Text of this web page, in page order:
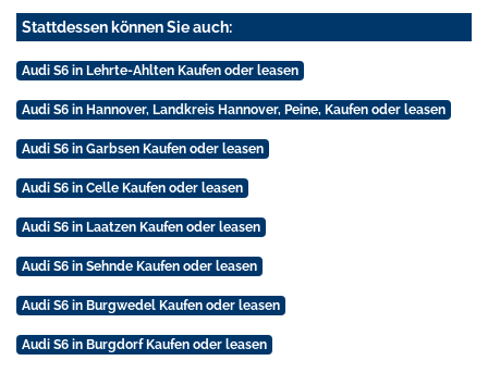
Stattdessen können Sie auch:
Audi S6 in Lehrte-Ahlten Kaufen oder leasen
Audi S6 in Hannover, Landkreis Hannover, Peine, Kaufen oder leasen
Audi S6 in Garbsen Kaufen oder leasen
Audi S6 in Celle Kaufen oder leasen
Audi S6 in Laatzen Kaufen oder leasen
Audi S6 in Sehnde Kaufen oder leasen
Audi S6 in Burgwedel Kaufen oder leasen
Audi S6 in Burgdorf Kaufen oder leasen